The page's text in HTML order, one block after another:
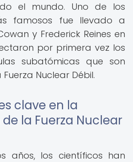
el mundo. Uno de los
famosos fue llevado a
y Frederick Reines en
por primera vez los
subatómicas que son
Nuclear Débil.
clave en la
la Fuerza Nuclear
años, los científicos han